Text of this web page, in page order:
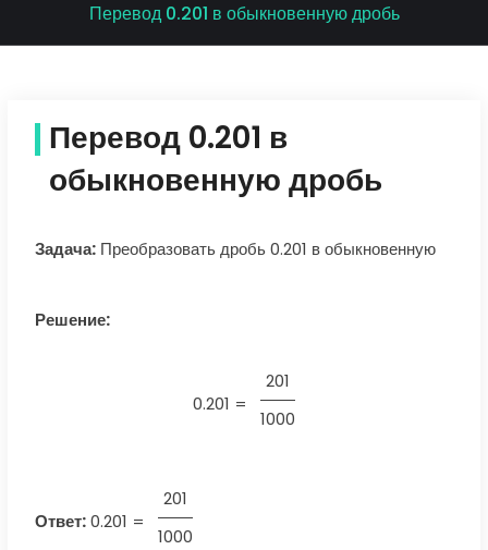
Перевод 0.201 в обыкновенную дробь
Перевод 0.201 в
обыкновенную дробь
Задача:Преобразовать дробь 0.201 в обыкновенную
Решение:
0.201 =
201
1000
Ответ: 0.201 =
201
1000